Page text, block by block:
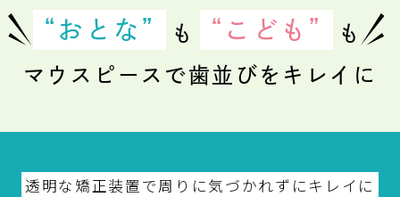
“おとな” も “こども”
も
マウスピースで歯並びをキレイに
透明な矯正装置で周りに気づかれずにキレイに